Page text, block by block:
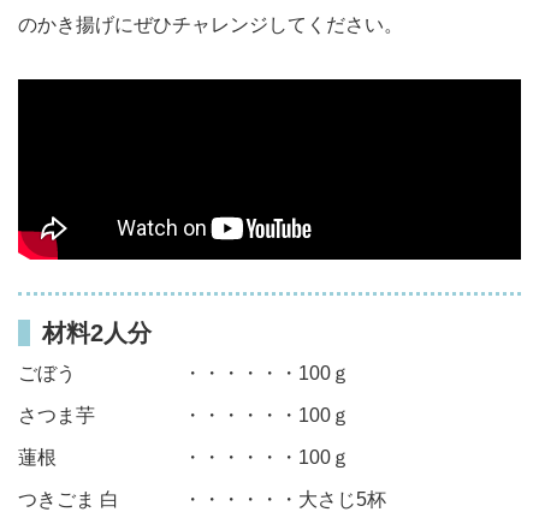
のかき揚げにぜひチャレンジしてください。
材料2人分
ごぼう ・・・・・・100ｇ
さつま芋 ・・・・・・100ｇ
蓮根 ・・・・・・100ｇ
つきごま 白 ・・・・・・大さじ5杯